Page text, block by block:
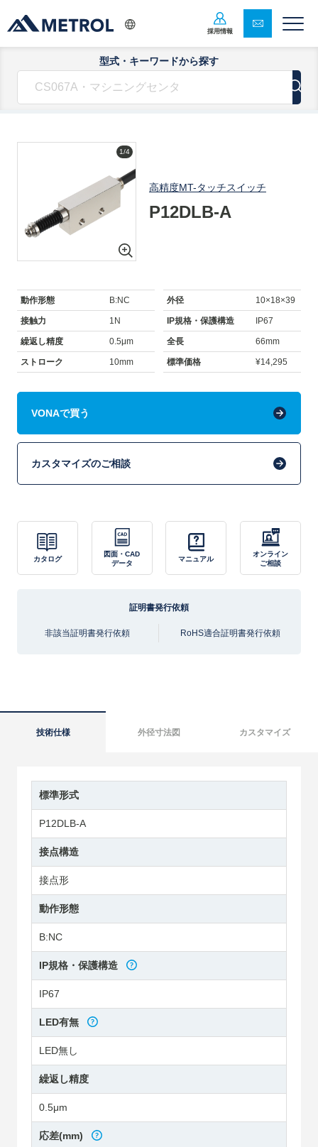
採用情報
型式・キーワードから探す
1/4
高精度MT-タッチスイッチ
P12DLB-A
動作形態 B:NC
接触力 1N
繰返し精度 0.5μm
ストローク 10mm
外径 10×18×39
IP規格・保護構造 IP67
全長 66mm
標準価格 ¥14,295
VONAで買う
カスタマイズのご相談
カタログ
図面・CAD
データ
マニュアル
オンライン
ご相談
証明書発行依頼
非該当証明書発行依頼 RoHS適合証明書発行依頼
技術仕様 外径寸法図 カスタマイズ
標準形式
P12DLB-A
接点構造
接点形
動作形態
B:NC
IP規格・保護構造
IP67
LED有無
LED無し
繰返し精度
0.5μm
応差(mm)